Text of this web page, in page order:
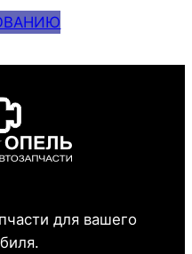
для вашего